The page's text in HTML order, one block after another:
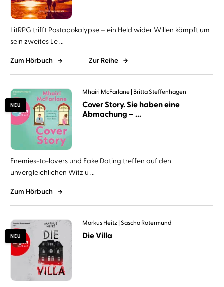
LitRPG trifft Postapokalypse – ein Held wider Willen kämpft um
sein zweites Le ...
Zum Hörbuch Zur Reihe
NEU
Mhairi McFarlane Britta Steffenhagen
Cover Story. Sie haben eine
Abmachung – ...
Enemies-to-lovers und Fake Dating treffen auf den
unvergleichlichen Witz u ...
Zum Hörbuch
NEU
Markus Heitz Sascha Rotermund
Die Villa